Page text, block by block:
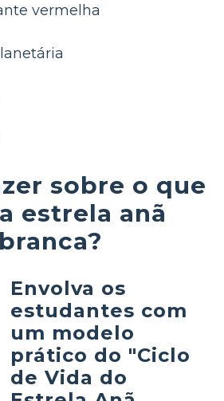
vermelha
sobre o que
estrela anã
branca?
Envolva os
estudantes com
um modelo
prático do "Ciclo
de Vida do